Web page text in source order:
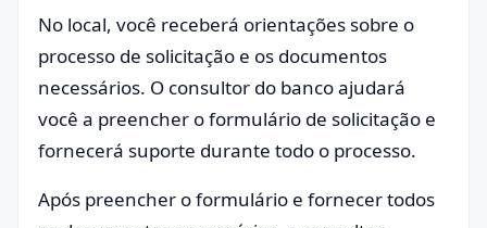
No local, você receberá orientações sobre o
processo de solicitação e os documentos
necessários. O consultor do banco ajudará
você a preencher o formulário de solicitação e
fornecerá suporte durante todo o processo.
Após preencher o formulário e fornecer todos